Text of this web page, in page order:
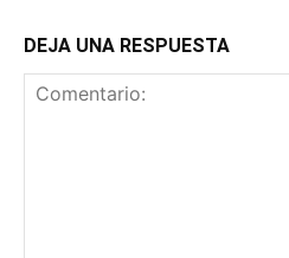
DEJA UNA RESPUESTA